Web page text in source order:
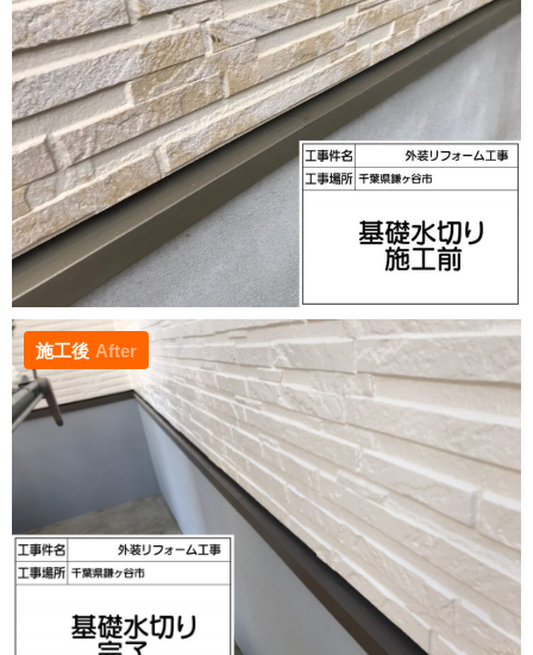
施工後 After